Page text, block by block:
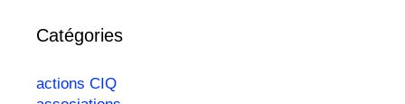
Catégories
actions CIQ